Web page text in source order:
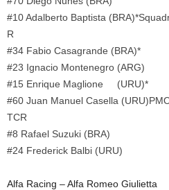
#10 Adalberto Baptista
R
#34 Fabio Casagrande (BRA)*
#23 Ignacio Montenegro (ARG)
#15 Enrique Maglione (URU)*
#60 Juan Manuel Casella
TCR
#8 Rafael Suzuki (BRA)
#24 Frederick Balbi (URU)
Alfa Racing – Alfa Romeo Giulietta